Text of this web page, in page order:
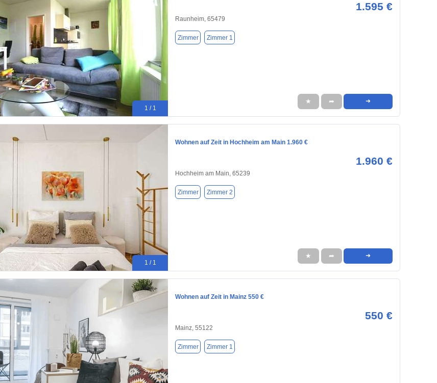
1 / 1
1.595 €
Raunheim, 65479
Zimmer Zimmer 1
★ ➦ ➜
1 / 1
Wohnen auf Zeit in Hochheim am Main 1.960 €
1.960 €
Hochheim am Main, 65239
Zimmer Zimmer 2
★ ➦ ➜
Wohnen auf Zeit in Mainz 550 €
550 €
Mainz, 55122
Zimmer Zimmer 1